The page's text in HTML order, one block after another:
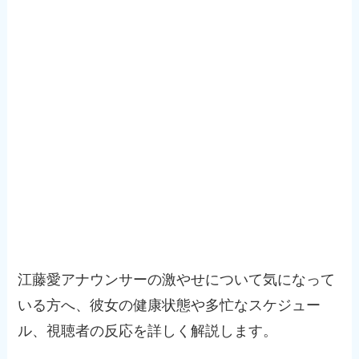
江藤愛アナウンサーの激やせについて気になって
いる方へ、彼女の健康状態や多忙なスケジュー
ル、視聴者の反応を詳しく解説します。